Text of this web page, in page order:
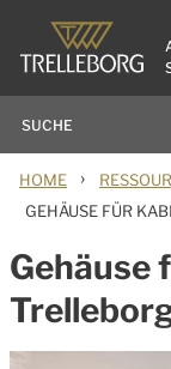
HOME ›
GEHÄUSE FÜR
Gehäuse